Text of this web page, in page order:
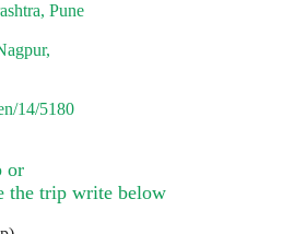
Pune
14/5180
or
the trip write below